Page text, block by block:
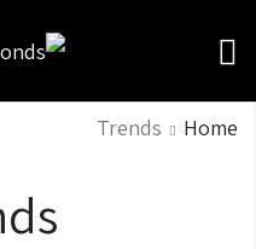
Home
Trends